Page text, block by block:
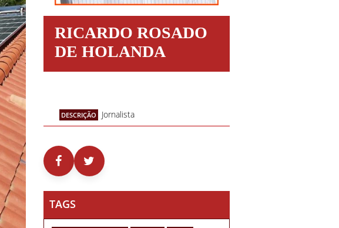
RICARDO ROSADO
DE HOLANDA
DESCRIÇÃO Jornalista
TAGS